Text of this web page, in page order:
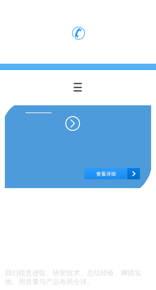
我们锐意进取、研发技术、总结经验、脚踏实
地、用质量与产品布局全球。